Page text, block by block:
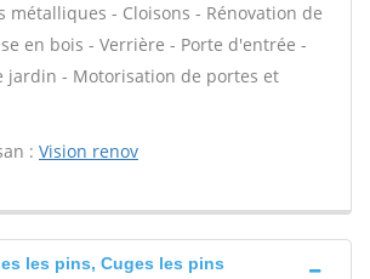
métalliques - Cloisons - Rénovation de
en bois - Verrière - Porte d'entrée -
jardin - Motorisation de portes et
: Vision renov
les pins, Cuges les pins